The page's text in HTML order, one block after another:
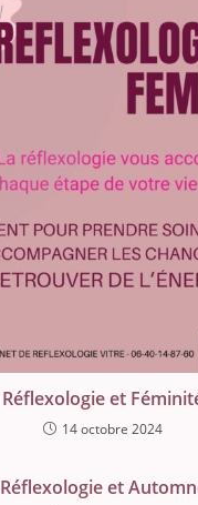
Réflexologie et
14 octobre 2024
Réflexologie et